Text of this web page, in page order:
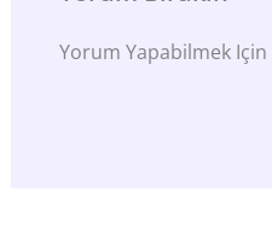
Yorum Yapabilmek Için